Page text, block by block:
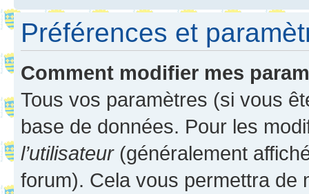
Préférences et
Comment modifier mes
Tous vos paramètres (si vous
base de données. Pour les
l’utilisateur(généralement
forum). Cela vous permettra de